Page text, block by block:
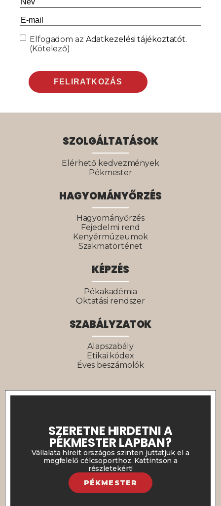
Email(Kötelező)
Consent(Kötelező)
Elfogadom az Adatkezelési tájékoztatót.
(Kötelező)
SZOLGÁLTATÁSOK
Elérhető kedvezmények
Pékmester
HAGYOMÁNYŐRZÉS
Hagyományőrzés
Fejedelmi rend
Kenyérmúzeumok
Szakmatörténet
KÉPZÉS
Pékakadémia
Oktatási rendszer
SZABÁLYZATOK
Alapszabály
Etikai kódex
Éves beszámolók
SZERETNE HIRDETNI A
PÉKMESTER LAPBAN?
Vállalata híreit országos szinten juttatjuk el a
megfelelő célcsoporthoz. Kattintson a
részletekért!
PÉKMESTER